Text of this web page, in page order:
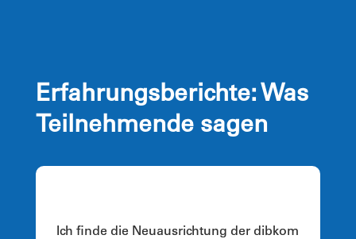
Erfahrungsberichte: Was
Teilnehmende sagen
Ich finde die Neuausrichtung der dibkom